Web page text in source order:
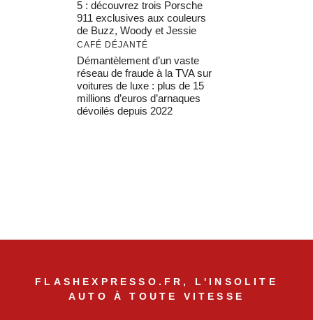
5 : découvrez trois Porsche
911 exclusives aux couleurs
de Buzz, Woody et Jessie
CAFÉ DÉJANTÉ
Démantèlement d’un vaste
réseau de fraude à la TVA sur
voitures de luxe : plus de 15
millions d’euros d’arnaques
dévoilés depuis 2022
FLASHEXPRESSO.FR, L'INSOLITE
AUTO À TOUTE VITESSE